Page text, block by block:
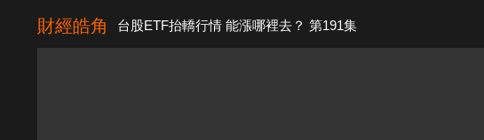
財經皓角 台股ETF抬轎行情 能漲哪裡去？ 第191集